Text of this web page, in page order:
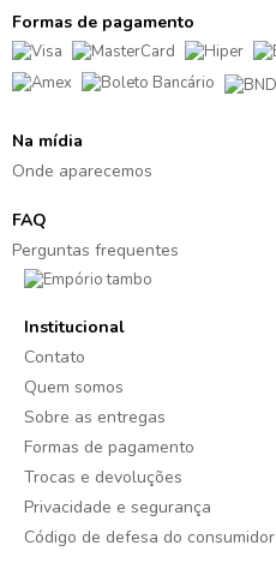
Formas de pagamento
Na mídia
Onde aparecemos
FAQ
Perguntas frequentes
Institucional
Contato
Quem somos
Sobre as entregas
Formas de pagamento
Trocas e devoluções
Privacidade e segurança
Código de defesa do consumidor